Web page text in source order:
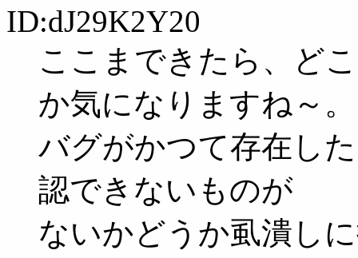
ID:dJ29K2Y20
ここまできたら、ど
か気になりますね～。
バグがかつて存在し
認できないものが
ないかどうか虱潰し